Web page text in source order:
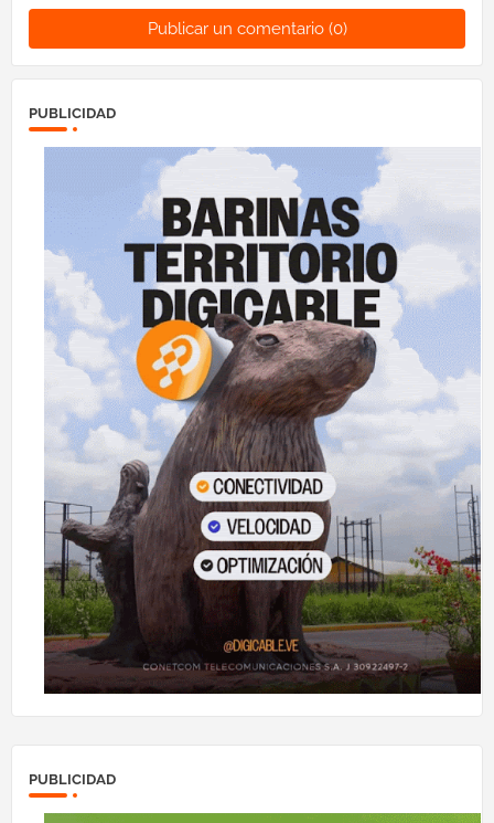
Publicar un comentario (0)
PUBLICIDAD
PUBLICIDAD